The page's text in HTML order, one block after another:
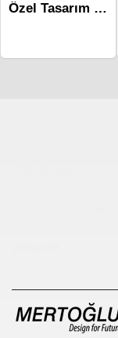
Özel Tasarım Çöp Kovaları Mst-527b